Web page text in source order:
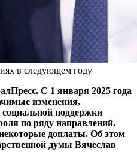
в следующем году
С 1 января 2025 года
изменения,
поддержки
по ряду направлений.
доплаты. Об этом
думы Вячеслав